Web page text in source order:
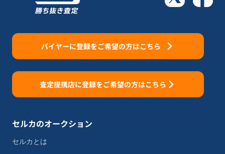
バイヤーに登録をご希望の方はこちら
査定提携店に登録をご希望の方はこちら
セルカのオークション
セルカとは